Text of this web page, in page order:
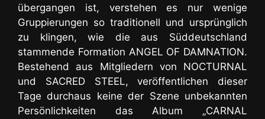
übergangen ist, verstehen es nur wenige
Gruppierungen so traditionell und ursprünglich
zu klingen, wie die aus Süddeutschland
stammende Formation ANGEL OF DAMNATION.
Bestehend aus Mitgliedern von NOCTURNAL
und SACRED STEEL, veröffentlichen dieser
Tage durchaus keine der Szene unbekannten
Persönlichkeiten das Album „CARNAL